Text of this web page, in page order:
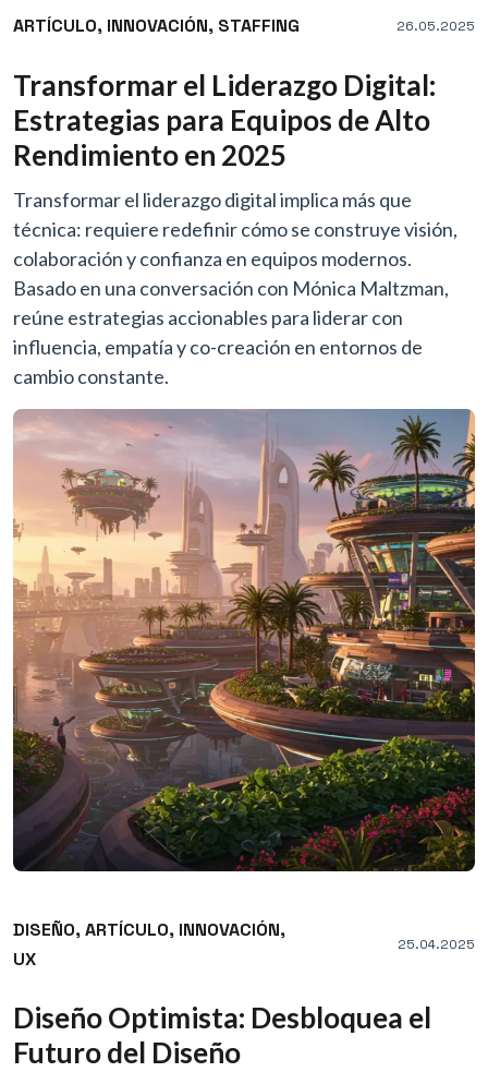
ARTÍCULO, INNOVACIÓN, STAFFING 26.05.2025
Transformar el Liderazgo Digital:
Estrategias para Equipos de Alto
Rendimiento en 2025
Transformar el liderazgo digital implica más que
técnica: requiere redefinir cómo se construye visión,
colaboración y confianza en equipos modernos.
Basado en una conversación con Mónica Maltzman,
reúne estrategias accionables para liderar con
influencia, empatía y co-creación en entornos de
cambio constante.
DISEÑO,ARTÍCULO, INNOVACIÓN,
UX
25.04.2025
Diseño Optimista: Desbloquea el
Futuro del Diseño